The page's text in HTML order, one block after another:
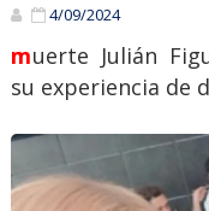
4/09/2024
muerte Julián Figueroa Imelda Garza comparte
su experiencia de